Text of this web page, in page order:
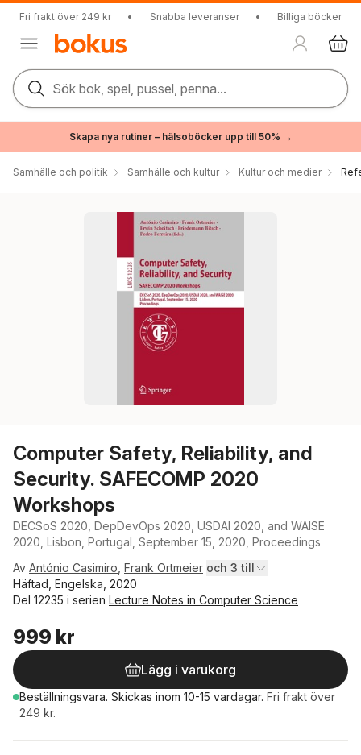
Fri frakt över 249 kr • Snabba leveranser • Billiga böcker
Sök bok, spel, pussel, penna...
Skapa nya rutiner – hälsoböcker upp till 50% →
Samhälle och politik Samhälle och kultur Kultur och medier
Computer Safety, Reliability, and
Security. SAFECOMP 2020
Workshops
DECSoS 2020, DepDevOps 2020, USDAI 2020, and WAISE
2020, Lisbon, Portugal, September 15, 2020, Proceedings
Av António Casimiro Frank Ortmeier och 3 till
Häftad, Engelska, 2020
Del 12235 i serien Lecture Notes in Computer Science
999 kr
Lägg i varukorg
Beställningsvara. Skickas inom 10-15 vardagar. Fri frakt över
249 kr.